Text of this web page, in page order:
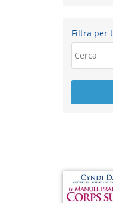
Filtra per